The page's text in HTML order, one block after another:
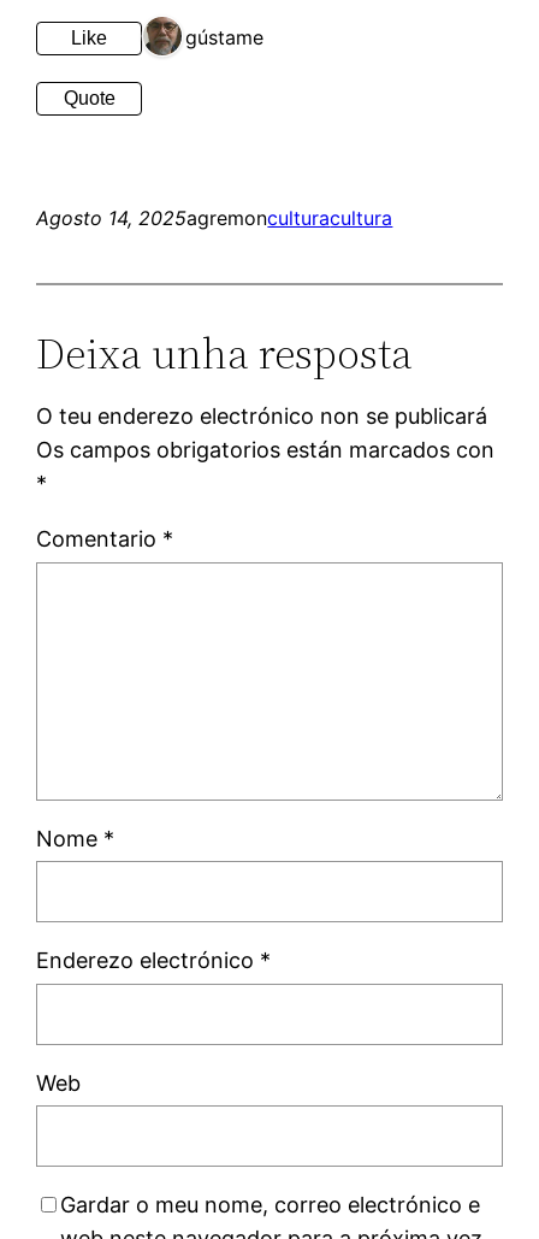
Like 1 gústame
Quote
Agosto 14, 2025agremonculturacultura
Deixa unha resposta
O teu enderezo electrónico non se publicará
Os campos obrigatorios están marcados con
*
Comentario *
Nome *
Enderezo electrónico *
Web
Gardar o meu nome, correo electrónico e